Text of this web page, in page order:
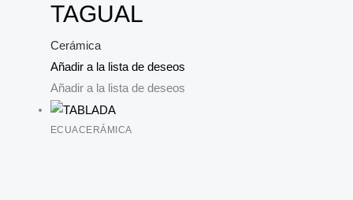
TAGUAL
Cerámica
Añadir a la lista de deseos
Añadir a la lista de deseos
ECUACERÁMICA